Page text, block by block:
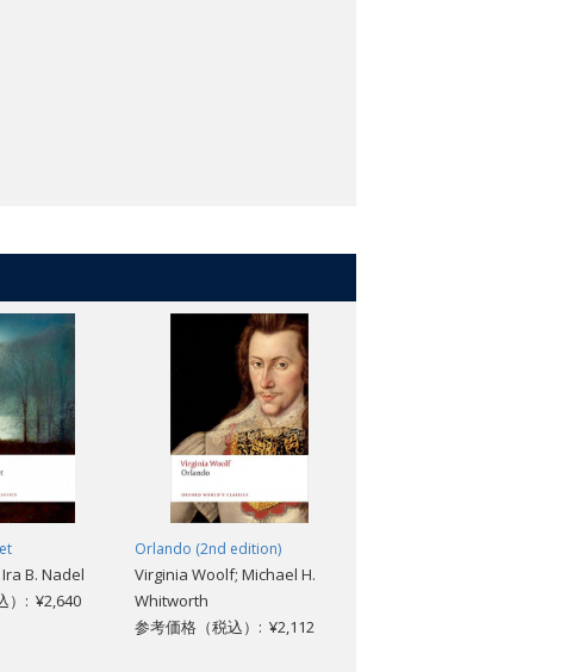
B. Nadel
）: ¥2,640
Orlando (2nd edition)
Virginia Woolf; Michael H.
Whitworth
参考価格（税込）: ¥2,112